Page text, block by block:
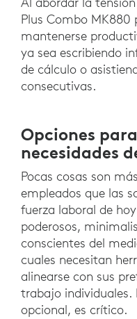
Plus Combo MK880
mantenerse
ya sea escribiendo
de cálculo o
consecutivas.
Opciones
necesidades
Pocas cosas son
empleados que las
fuerza laboral de
poderosos,
conscientes del
cuales necesitan
alinearse con sus
trabajo individuales.
opcional, es crítico.